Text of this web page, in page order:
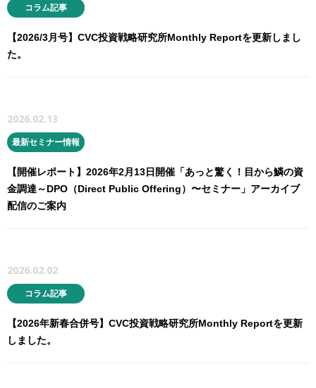
コラム記事
【2026/3月号】CVC投資戦略研究所Monthly Reportを更新しまし
た。
2026.02.13
最新セミナー情報
【開催レポート】2026年2月13日開催「あっと驚く！目から鱗の資
金調達～DPO（Direct Public Offering）〜セミナー」アーカイブ
配信のご案内
2026.02.02
コラム記事
【2026年新春合併号】CVC投資戦略研究所Monthly Reportを更新
しました。